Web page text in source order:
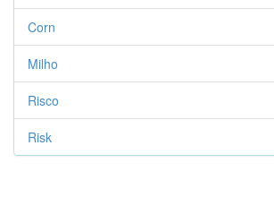
Corn
Milho
Risco
Risk